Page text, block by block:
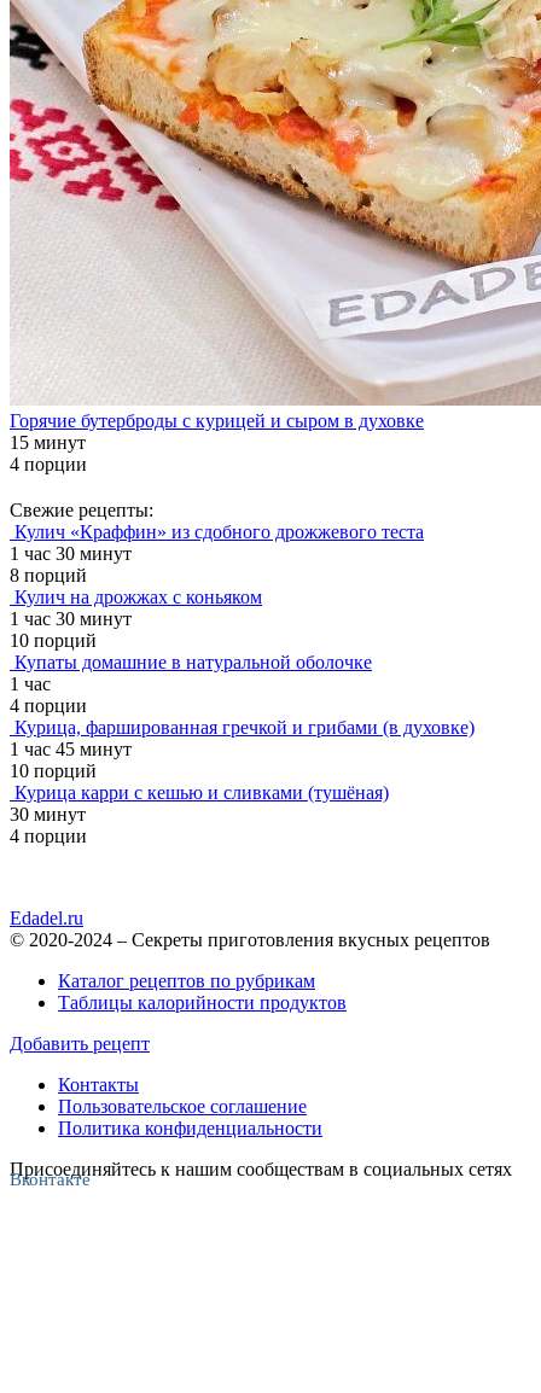
Горячие бутерброды с курицей и сыром в духовке
15 минут
4 порции
Свежие рецепты:
Кулич «Краффин» из сдобного дрожжевого теста
1 час 30 минут
8 порций
Кулич на дрожжах с коньяком
1 час 30 минут
10 порций
Купаты домашние в натуральной оболочке
1 час
4 порции
Курица, фаршированная гречкой и грибами (в духовке)
1 час 45 минут
10 порций
Курица карри с кешью и сливками (тушёная)
30 минут
4 порции
Edadel.ru
© 2020-2024 – Секреты приготовления вкусных рецептов
Каталог рецептов по рубрикам
Таблицы калорийности продуктов
Добавить рецепт
Контакты
Пользовательское соглашение
Политика конфиденциальности
Присоединяйтесь к нашим сообществам в социальных сетях
Вконтакте